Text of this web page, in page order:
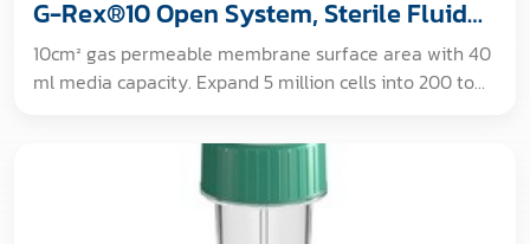
G-Rex®10 Open System, Sterile Fluid
Path
10cm² gas permeable membrane surface area with 40
ml media capacity. Expand 5 million cells into 200 to
exchanges of medium. [Validated Sterile Fluid Path]